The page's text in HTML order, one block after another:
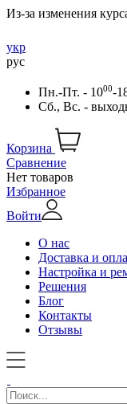
Из-за изменения
укр
рус
Пн.-Пт. - 1000-
Сб., Вс. -
Корзина
Сравнение
Нет товаров
Избранное
Войти
О нас
Доставка и
Настройка и
Решения
Блог
Контакты
Отзывы